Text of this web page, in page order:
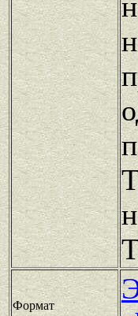
Формат